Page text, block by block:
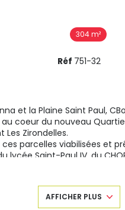
304 m²
Réf 751-32
et la Plaine Saint Paul,
coeur du nouveau
Les Zirondelles.
parcelles viabilisées et
lycée Saint-Paul IV, du
proposons cette parcelle de
que votre future maison.
AFFICHER PLUS